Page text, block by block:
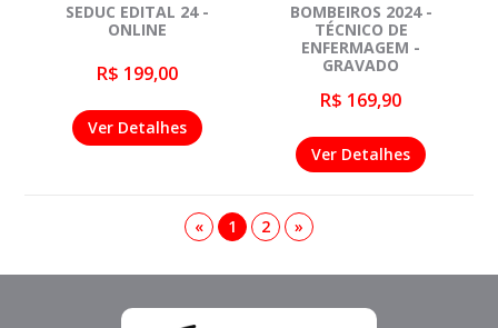
SEDUC EDITAL 24 -
ONLINE
R$ 199,00
Ver Detalhes
BOMBEIROS 2024 -
TÉCNICO DE
ENFERMAGEM -
GRAVADO
R$ 169,90
Ver Detalhes
« 1 2 »